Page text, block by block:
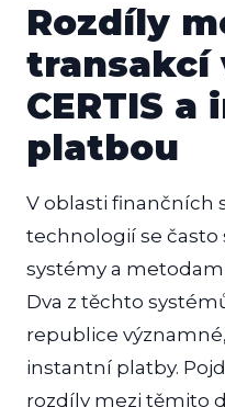
Rozdíly
transakcí
CERTIS
platbou
V oblasti finančních
technologií se často
systémy a
Dva z těchto
republice
instantní platby.
rozdíly mezi těmito